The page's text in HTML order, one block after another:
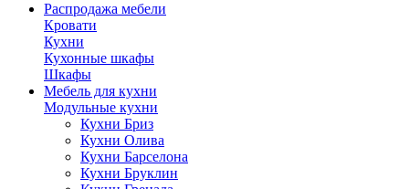
Распродажа мебели
Кровати
Кухни
Кухонные шкафы
Шкафы
Мебель для кухни
Модульные кухни
Кухни Бриз
Кухни Олива
Кухни Барселона
Кухни Бруклин